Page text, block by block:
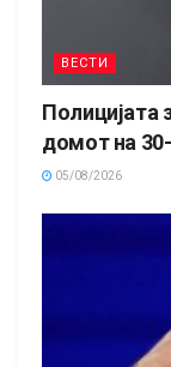
ВЕСТИ
Полицијата
домот на
05/08/2026